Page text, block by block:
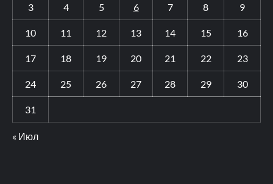
3 4 5 6 7 8 9
10 11 12 13 14 15 16
17 18 19 20 21 22 23
24 25 26 27 28 29 30
31
« Июл